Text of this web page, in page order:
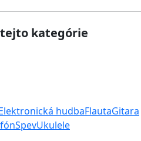
tejto kategórie
hudbaFlautaGitara
SpevUkulele